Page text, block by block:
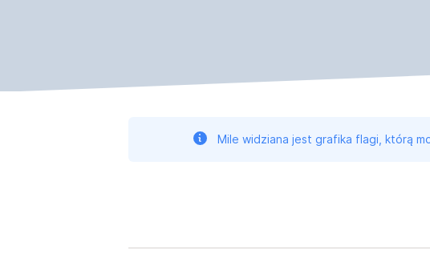
Mile widziana jest grafika flagi, którą